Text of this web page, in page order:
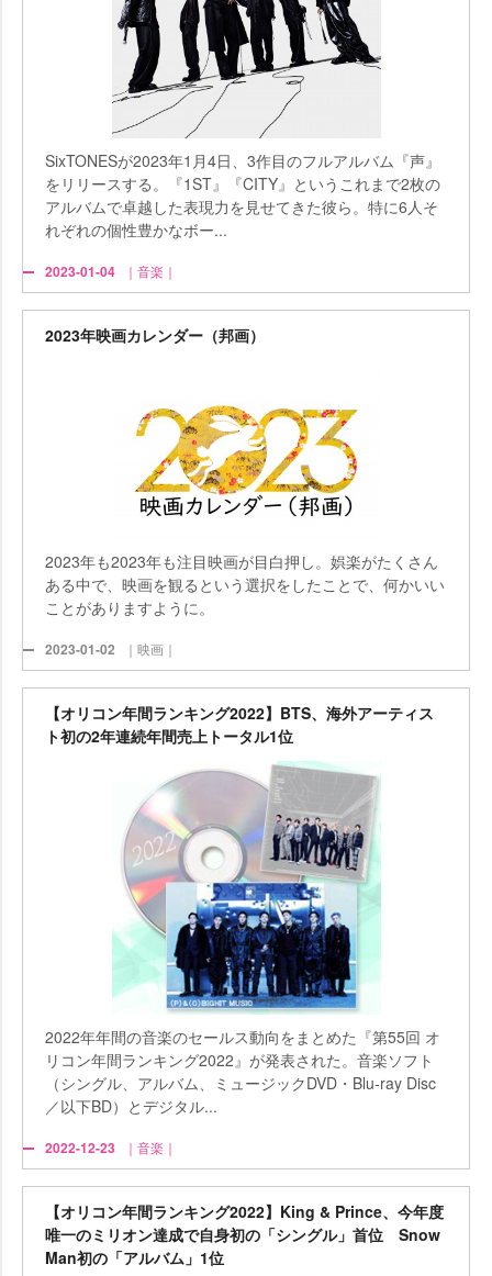
SixTONESが2023年1月4日、3作目のフルアルバム『声』
をリリースする。『1ST』『CITY』というこれまで2枚の
アルバムで卓越した表現力を見せてきた彼ら。特に6人そ
れぞれの個性豊かなボー...
2023-01-04 ｜音楽｜
2023年映画カレンダー（邦画）
2023年も2023年も注目映画が目白押し。娯楽がたくさん
ある中で、映画を観るという選択をしたことで、何かいい
ことがありますように。
2023-01-02 ｜映画｜
【オリコン年間ランキング2022】BTS、海外アーティス
ト初の2年連続年間売上トータル1位
2022年年間の音楽のセールス動向をまとめた『第55回 オ
リコン年間ランキング2022』が発表された。音楽ソフト
（シングル、アルバム、ミュージックDVD・Blu-ray Disc
／以下BD）とデジタル...
2022-12-23 ｜音楽｜
【オリコン年間ランキング2022】King & Prince、今年度
唯一のミリオン達成で自身初の「シングル」首位 Snow
Man初の「アルバム」1位